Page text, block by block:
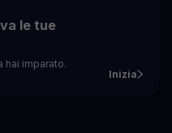
le tue
hai imparato.
Inizia